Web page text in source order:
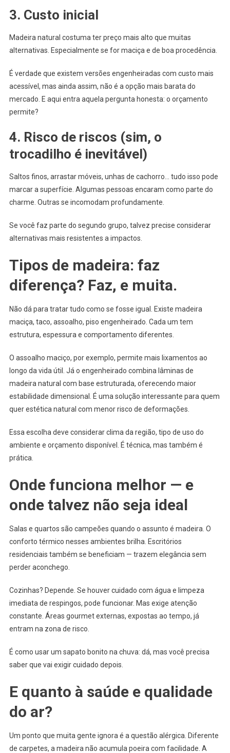
3. Custo inicial
Madeira natural costuma ter preço mais alto que muitas
alternativas. Especialmente se for maciça e de boa procedência.
É verdade que existem versões engenheiradas com custo mais
acessível, mas ainda assim, não é a opção mais barata do
mercado. E aqui entra aquela pergunta honesta: o orçamento
permite?
4. Risco de riscos (sim, o
trocadilho é inevitável)
Saltos finos, arrastar móveis, unhas de cachorro… tudo isso pode
marcar a superfície. Algumas pessoas encaram como parte do
charme. Outras se incomodam profundamente.
Se você faz parte do segundo grupo, talvez precise considerar
alternativas mais resistentes a impactos.
Tipos de madeira: faz
diferença? Faz, e muita.
Não dá para tratar tudo como se fosse igual. Existe madeira
maciça, taco, assoalho, piso engenheirado. Cada um tem
estrutura, espessura e comportamento diferentes.
O assoalho maciço, por exemplo, permite mais lixamentos ao
longo da vida útil. Já o engenheirado combina lâminas de
madeira natural com base estruturada, oferecendo maior
estabilidade dimensional. É uma solução interessante para quem
quer estética natural com menor risco de deformações.
Essa escolha deve considerar clima da região, tipo de uso do
ambiente e orçamento disponível. É técnica, mas também é
prática.
Onde funciona melhor — e
onde talvez não seja ideal
Salas e quartos são campeões quando o assunto é madeira. O
conforto térmico nesses ambientes brilha. Escritórios
residenciais também se beneficiam — trazem elegância sem
perder aconchego.
Cozinhas? Depende. Se houver cuidado com água e limpeza
imediata de respingos, pode funcionar. Mas exige atenção
constante. Áreas gourmet externas, expostas ao tempo, já
entram na zona de risco.
É como usar um sapato bonito na chuva: dá, mas você precisa
saber que vai exigir cuidado depois.
E quanto à saúde e qualidade
do ar?
Um ponto que muita gente ignora é a questão alérgica. Diferente
de carpetes, a madeira não acumula poeira com facilidade. A